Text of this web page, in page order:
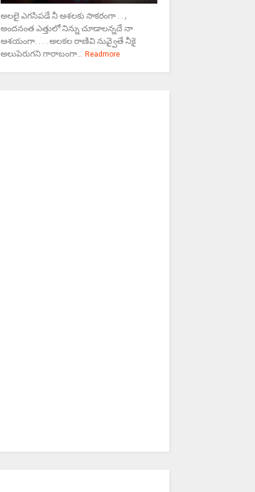
అలలై ఎగసిపడే నీ ఆశలకు సాకరంగా . . ,
అందనంత ఎత్తులో నిన్ను చూడాలన్నదే నా
ఆశయంగా. . . . అలకల రాణివి నువ్వైతే నీకై
అలుపెరుగని గారాబంగా...
Readmore